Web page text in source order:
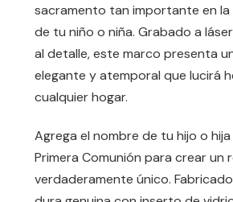
sacramento tan importante en la
de tu niño o niña. Grabado a
al detalle, este marco presenta
elegante y atemporal que lucirá
cualquier hogar.
Agrega el nombre de tu hijo o
Primera Comunión para crear un
verdaderamente único.